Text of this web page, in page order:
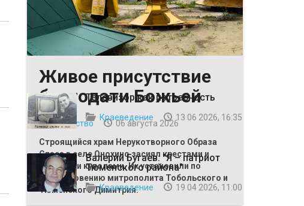
Живое присутствие
благодати Божьей
Общество
06 августа 2026
Строящийся храм Нерукотворного Образа
Спаса в селе Онохино засиял крестами и
главными куполами. Их установили по
благословению митрополита Тобольского и
Тюменского Димитрия.
ВЫБОР РЕДАКЦИИ
Телевизор как потребность
Краеведение 13 06 2026, 16:35
Валерий Бугаев: "Я – патриот
Тюменского района"
Краеведение 19 04 2026, 11:00